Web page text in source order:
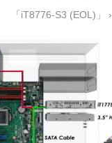
「iT8776-S3 (EOL)」 ›